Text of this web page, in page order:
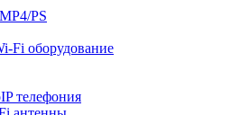
PS
Fi оборудование
телефония